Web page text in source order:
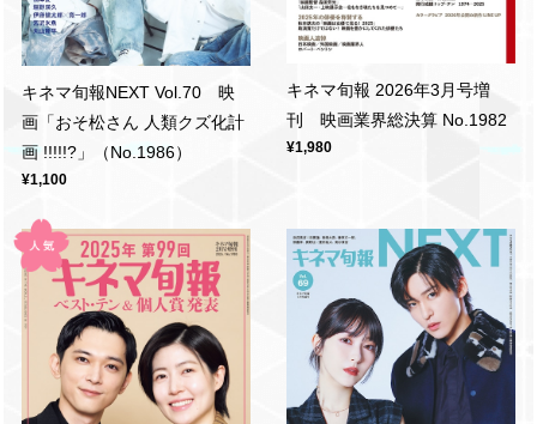
キネマ旬報NEXT Vol.70 映
画「おそ松さん 人類クズ化計
画 !!!!!?」（No.1986）
¥1,100
キネマ旬報 2026年3月号増
刊 映画業界総決算 No.1982
¥1,980